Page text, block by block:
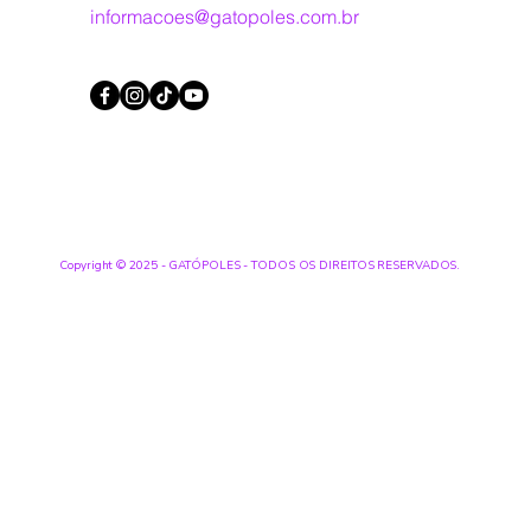
informacoes@gatopoles.com.br
Copyright © 2025 - GATÓPOLES - TODOS OS DIREITOS RESERVADOS.